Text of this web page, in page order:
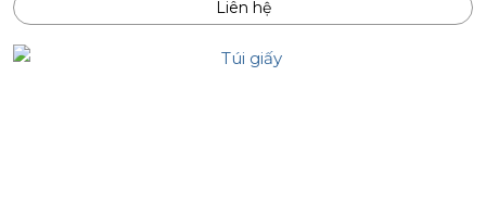
Liên hệ